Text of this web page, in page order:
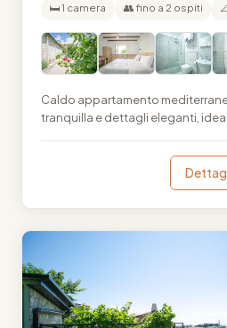
🛏 1 camera 👥 fino a 2 ospiti
Caldo appartamento
tranquilla e dettagli eleganti,